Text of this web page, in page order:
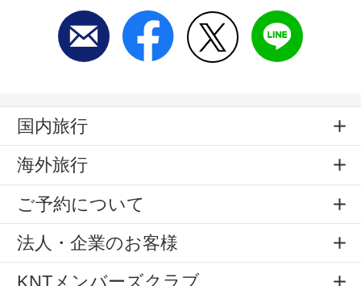
国内旅行
海外旅行
ご予約について
法人・企業のお客様
KNTメンバーズクラブ